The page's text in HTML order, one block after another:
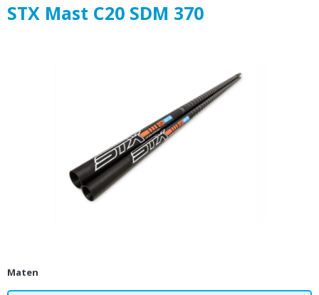
STX Mast C20 SDM 370
Maten